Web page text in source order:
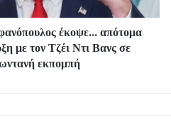
έκοψε... απότομα
με τον Τζέι Ντι Βανς σε
εκπομπή